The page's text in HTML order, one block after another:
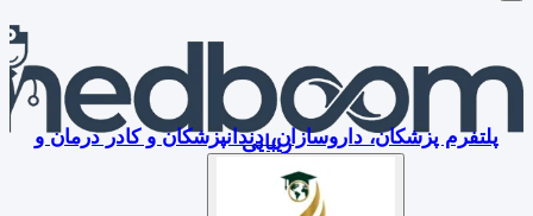
پلتفرم پزشکان، داروسازان، دندانپزشکان و کادر درمان و
زیبایی